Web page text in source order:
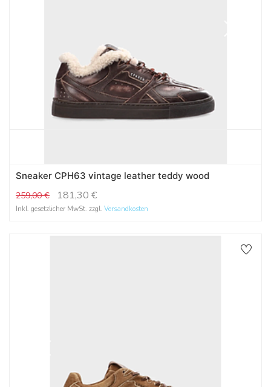
Sneaker CPH63 vintage leather teddy wood
259,00€ 181,30 €
Inkl. gesetzlicher MwSt. zzgl. Versandkosten